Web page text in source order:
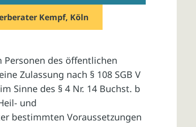
Kempf, Köln
des öffentlichen
Zulassung nach § 108 SGB V
Sinne des § 4 Nr. 14 Buchst. b
und
bestimmten Voraussetzungen